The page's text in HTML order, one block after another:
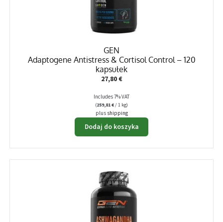
GEN
Adaptogene Antistress & Cortisol Control – 120
kapsułek
27,80€
Includes 7% VAT
(259,81€ / 1 kg)
plus shipping
Dodaj do koszyka